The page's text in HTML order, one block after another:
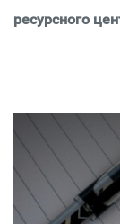
ресурсного